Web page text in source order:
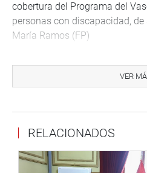
cobertura del Programa del
personas con discapacidad,
María Ramos (FP)
Saavedra Vela en que en
población no puede haber
La titular de Inclusión Social
aprobadas en la comisión y
VER
RELACIONADOS